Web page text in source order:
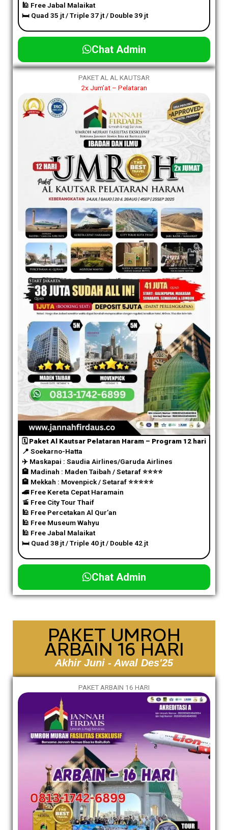
🕌 Free Jabal Malaikat
🛏️ Quad 35 jt / Triple 37 jt / Double 39 jt
Chat Admin
PAKET AL AL KAUTSAR
2x Jum’at – Pelataran
🗓️ Paket Al Kautsar Pelataran Haram – Program 12 hari
📍 Soekarno-Hatta
✈️ Maskapai : Saudia Airlines/Garuda Airlines
🏨 Madinah : Maden Taibah / Setaraf⭐️⭐️⭐️⭐️
🏨 Mekkah : Movenpick / Setaraf⭐️⭐️⭐️⭐️⭐️
🚄 Free Kereta Cepat Haramain
🚡 Free City Tour Thaif
🕌 Free Percetakan Al Qur’an
🕌 Free Museum Wahyu
🕌 Free Jabal Malaikat
🛏️ Quad 38 jt / Triple 40 jt / Double 42 jt
Chat Admin
PAKET UMROH
ARBAIN 16 HARI
Akhir Juni - Awal Des'25
PAKET ARBAIN 16 HARI